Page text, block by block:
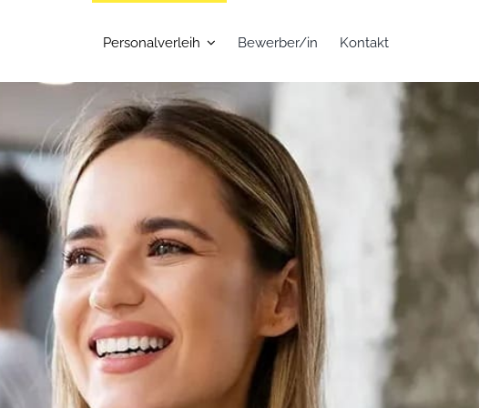
Personalverleih Bewerber/in Kontakt